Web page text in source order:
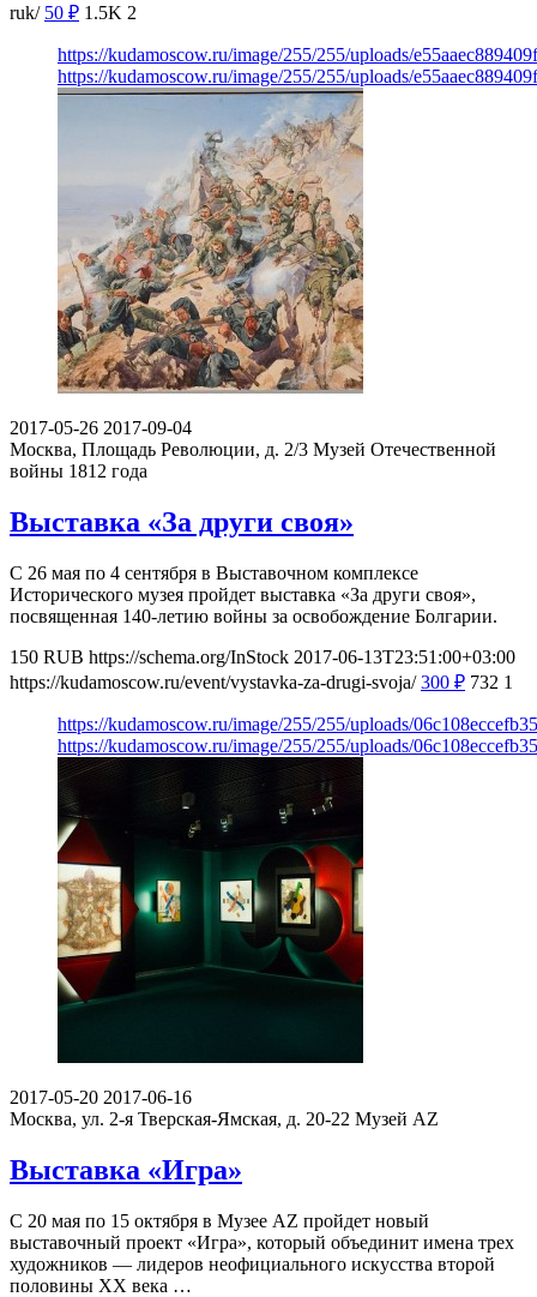
ruk/ 50 ₽ 1.5K 2
https://kudamoscow.ru/image/255/255/uploads/
https://kudamoscow.ru/image/255/255/uploads/
2017-05-26 2017-09-04
Москва, Площадь Революции, д. 2/3 Музей Отечественной
войны 1812 года
Выставка «За други своя»
С 26 мая по 4 сентября в Выставочном комплексе
Исторического музея пройдет выставка «За други своя»,
посвященная 140-летию войны за освобождение Болгарии.
150 RUB https://schema.org/InStock 2017-06-13T23:51:00+03:00
https://kudamoscow.ru/event/vystavka-za-drugi-svoja/ 300 ₽ 732 1
https://kudamoscow.ru/image/255/255/uploads/
https://kudamoscow.ru/image/255/255/uploads/
2017-05-20 2017-06-16
Москва, ул. 2-я Тверская-Ямская, д. 20-22 Музей AZ
Выставка «Игра»
С 20 мая по 15 октября в Музее AZ пройдет новый
выставочный проект «Игра», который объединит имена трех
художников — лидеров неофициального искусства второй
половины ХХ века …